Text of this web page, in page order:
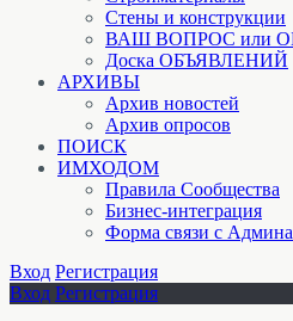
Стены и конструкции
ВАШ ВОПРОС или
Доска ОБЪЯВЛЕНИЙ
АРХИВЫ
Архив новостей
Архив опросов
ПОИСК
ИМХОДОМ
Правила Сообщества
Бизнес-интеграция
Форма связи с
Вход Регистрация
Вход Регистрация